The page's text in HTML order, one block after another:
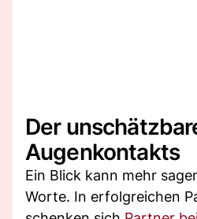
Der
Augenkontakts
Ein Blick kann mehr
Worte. In erfolgreichen